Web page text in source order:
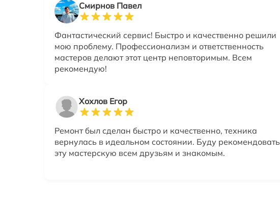
Смирнов Павел
Фантастический сервис! Быстро и качественно решили
мою проблему. Профессионализм и ответственность
мастеров делают этот центр неповторимым. Всем
рекомендую!
Хохлов Егор
Ремонт был сделан быстро и качественно, техника
вернулась в идеальном состоянии. Буду рекомендовать
эту мастерскую всем друзьям и знакомым.